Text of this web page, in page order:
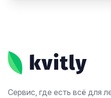
Сервис, где есть всё для